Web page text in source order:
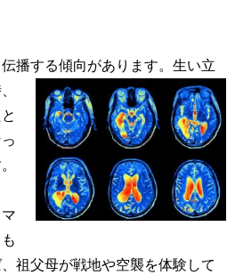
播する傾向があります。生い立
祖父母が戦地や空襲を体験して